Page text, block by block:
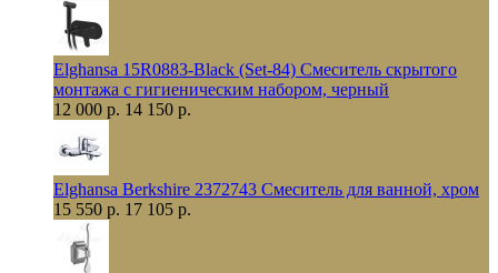
Elghansa 15R0883-Black (Set-84) Смеситель скрытого
монтажа с гигиеническим набором, черный
12 000 р. 14 150 р.
Elghansa Berkshire 2372743 Смеситель для ванной, хром
15 550 р. 17 105 р.